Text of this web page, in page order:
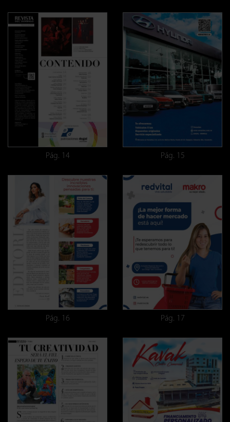
Pág. 14 Pág. 15
Pág. 16 Pág. 17